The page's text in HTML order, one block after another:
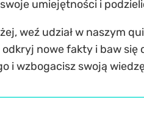
umiejętności i
weź udział w naszym
odkryj nowe fakty i baw
i wzbogacisz swoją